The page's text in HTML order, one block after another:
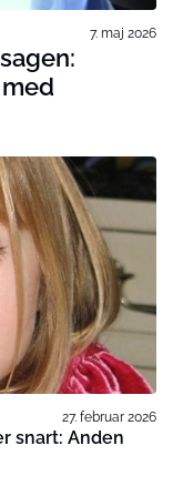
7. maj 2026
27. februar 2026
snart: Anden